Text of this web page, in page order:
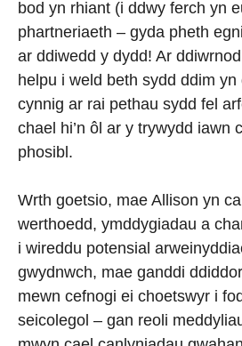
bod yn rhiant (i ddwy ferch yn
phartneriaeth – gyda pheth
ar ddiwedd y dydd! Ar
helpu i weld beth sydd ddim
cynnig ar rai pethau sydd fel
chael hi’n ôl ar y trywydd iawn
phosibl.
Wrth goetsio, mae Allison yn
werthoedd, ymddygiadau a
i wireddu potensial
gwydnwch, mae ganddi
mewn cefnogi ei choetswyr i
seicolegol – gan reoli